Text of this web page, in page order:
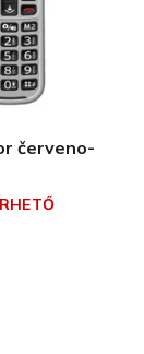
červeno-